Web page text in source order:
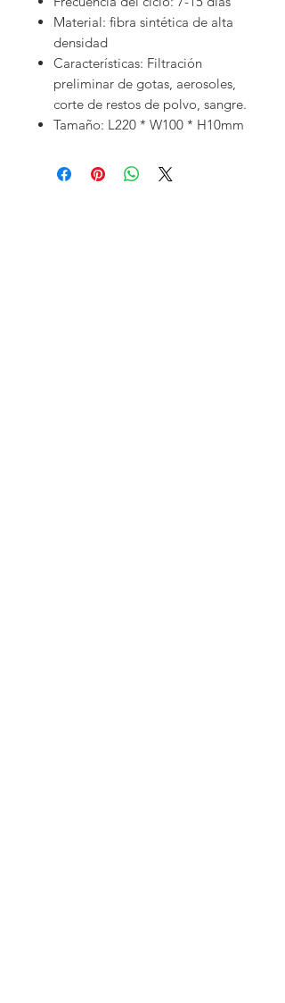
Material: fibra sintética de alta
densidad
Características: Filtración
preliminar de gotas, aerosoles,
corte de restos de polvo, sangre.
Tamaño: L220 * W100 * H10mm